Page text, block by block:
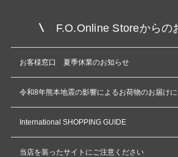
F.O.Online Storeからの
お客様窓口 夏季休業のお知らせ
令和8年熊本地震の影響によるお荷物のお届け
International SHOPPING GUIDE
当店を装ったサイトにご注意ください